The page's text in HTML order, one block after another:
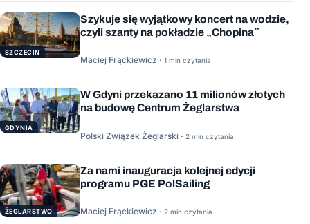
SZCZECIN
Szykuje się wyjątkowy koncert na wodzie,
czyli szanty na pokładzie „Chopina”
Maciej Frąckiewicz · 1 min czytania
GDYNIA
W Gdyni przekazano 11 milionów złotych
na budowę Centrum Żeglarstwa
Polski Związek Żeglarski · 2 min czytania
ŻEGLARSTWO
Za nami inauguracja kolejnej edycji
programu PGE PolSailing
Maciej Frąckiewicz · 2 min czytania